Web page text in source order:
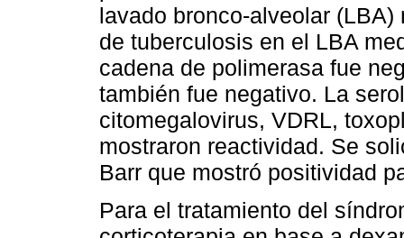
lavado bronco-alveolar
de tuberculosis en el LBA
cadena de polimerasa fue
también fue negativo. La
citomegalovirus, VDRL,
mostraron reactividad. Se
Barr que mostró positividad
Para el tratamiento del